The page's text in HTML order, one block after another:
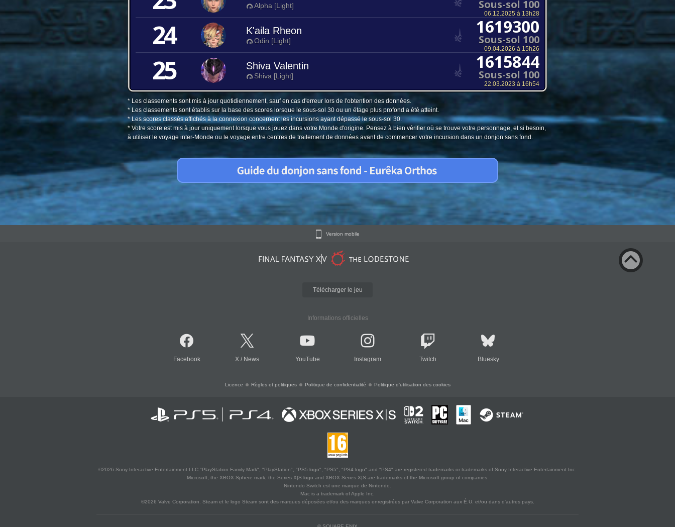
Alpha [Light] Sous-sol 100
06.12.2025 à 13h28
24 K'aila Rheon
Odin [Light]
1619300
Sous-sol 100
09.04.2026 à 15h26
25 Shiva Valentin
Shiva [Light]
1615844
Sous-sol 100
22.03.2023 à 16h54
* Les classements sont mis à jour quotidiennement, sauf en cas d'erreur lors de l'obtention des données.
* Les classements sont établis sur la base des scores lorsque le sous-sol 30 ou un étage plus profond a été atteint.
* Les scores classés affichés à la connexion concernent les incursions ayant dépassé le sous-sol 30.
* Votre score est mis à jour uniquement lorsque vous jouez dans votre Monde d'origine. Pensez à bien vérifier où se trouve votre personnage, et si besoin,
à utiliser le voyage inter-Monde ou le voyage entre centres de traitement de données avant de commencer votre incursion dans un donjon sans fond.
Version mobile
Télécharger le jeu
Informations officielles
Facebook X / News YouTube Instagram Twitch Bluesky
Licence Règles et politiques Politique de confidentialité Politique d'utilisation des cookies
©2026 Sony Interactive Entertainment LLC."PlayStation Family Mark", "PlayStation", "PS5 logo", "PS5", "PS4 logo" and "PS4" are registered trademarks or trademarks of Sony Interactive Entertainment Inc.
Microsoft, the XBOX Sphere mark, the Series X|S logo and XBOX Series X|S are trademarks of the Microsoft group of companies.
Nintendo Switch est une marque de Nintendo.
Mac is a trademark of Apple Inc.
©2026 Valve Corporation. Steam et le logo Steam sont des marques déposées et/ou des marques enregistrées par Valve Corporation aux É.U. et/ou dans d'autres pays.